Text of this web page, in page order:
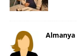
Almanya